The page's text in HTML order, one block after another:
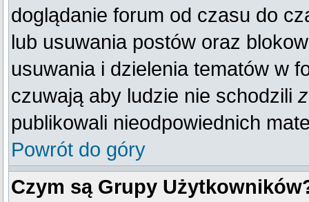
doglądanie forum od czasu do
lub usuwania postów oraz
usuwania i dzielenia tematów w
czuwają aby ludzie nie schodzili
publikowali nieodpowiednich
Powrót do góry
Czym są Grupy